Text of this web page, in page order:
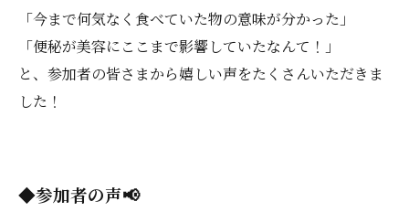
「今まで何気なく食べていた物の意味が分かった」
「便秘が美容にここまで影響していたなんて！」
と、参加者の皆さまから嬉しい声をたくさんいただきま
した！
◆参加者の声📢